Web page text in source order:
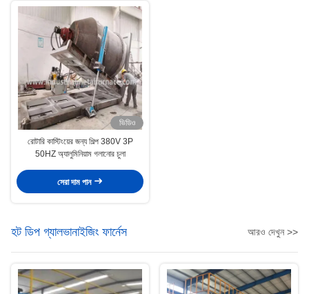
ভিডিও
রোটারি কাস্টিংয়ের জন্য শিল্প 380V 3P
50HZ অ্যালুমিনিয়াম গলানোর চুলা
সেরা দাম পান
হট ডিপ গ্যালভানাইজিং ফার্নেস আরও দেখুন >>